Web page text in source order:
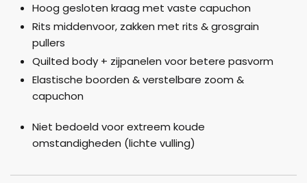
Hoog gesloten kraag met vaste capuchon
Rits middenvoor, zakken met rits & grosgrain
pullers
Quilted body + zijpanelen voor betere pasvorm
Elastische boorden & verstelbare zoom &
capuchon
Niet bedoeld voor extreem koude
omstandigheden (lichte vulling)